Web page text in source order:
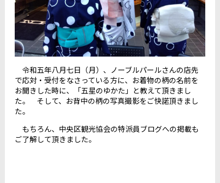
令和五年八月七日（月）、ノーブルパールさんの店先
で応対・受付をなさっている方に、お着物の柄の名前を
お聞きした時に、「五星のゆかた」と教えて頂きまし
た。 そして、お背中の柄の写真撮影をご快諾頂きまし
た。
もちろん、中央区観光協会の特派員ブログへの掲載も
ご了解して頂きました。